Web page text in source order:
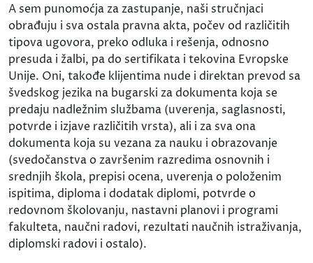
A sem punomoćja za zastupanje, naši stručnjaci
obrađuju i sva ostala pravna akta, počev od različitih
tipova ugovora, preko odluka i rešenja, odnosno
presuda i žalbi, pa do sertifikata i tekovina Evropske
Unije. Oni, takođe klijentima nude i direktan prevod sa
švedskog jezika na bugarski za dokumenta koja se
predaju nadležnim službama (uverenja, saglasnosti,
potvrde i izjave različitih vrsta), ali i za sva ona
dokumenta koja su vezana za nauku i obrazovanje
(svedočanstva o završenim razredima osnovnih i
srednjih škola, prepisi ocena, uverenja o položenim
ispitima, diploma i dodatak diplomi, potvrde o
redovnom školovanju, nastavni planovi i programi
fakulteta, naučni radovi, rezultati naučnih istraživanja,
diplomski radovi i ostalo).